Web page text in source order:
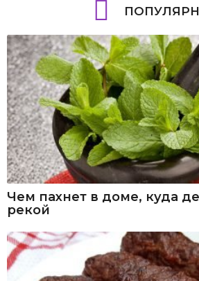
Чем пахнет в доме, куда
рекой